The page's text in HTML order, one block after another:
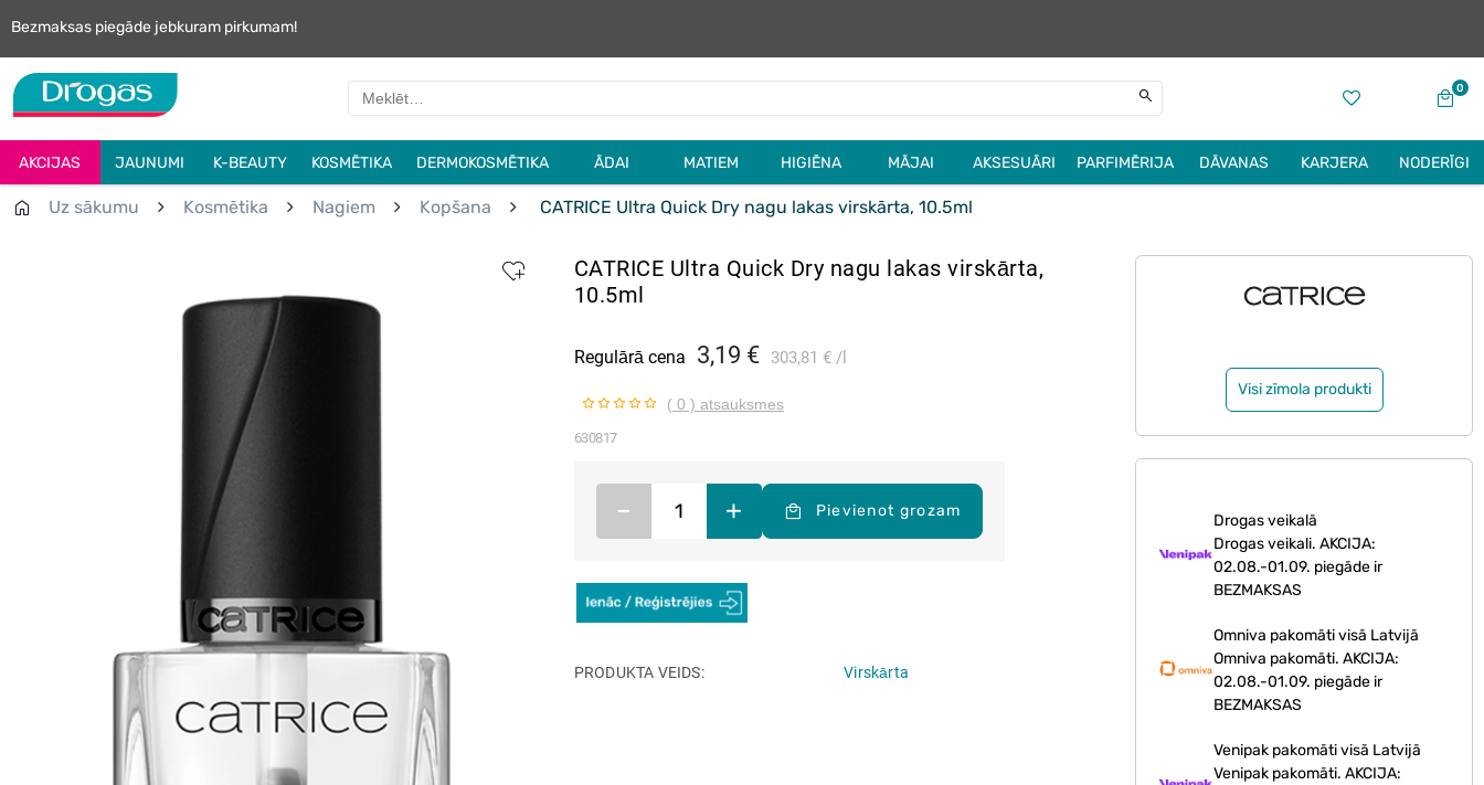
Bezmaksas piegāde jebkuram pirkumam!
0
AKCIJAS JAUNUMI K-BEAUTY KOSMĒTIKA DERMOKOSMĒTIKA ĀDAI MATIEM HIGIĒNA MĀJAI AKSESUĀRI PARFIMĒRIJA DĀVANAS KARJERA NODERĪGI
Uz sākumu Kosmētika Nagiem Kopšana CATRICE Ultra Quick Dry nagu lakas virskārta, 10.5ml
CATRICE Ultra Quick Dry nagu lakas virskārta,
10.5ml
Regulārā cena 3,19 € 303,81 € l
( 0 ) atsauksmes
630817
– + Pievienot grozam
PRODUKTA VEIDS Virskārta
Visi zīmola produkti
Drogas veikalā
Drogas veikali. AKCIJA:
02.08.-01.09. piegāde ir
BEZMAKSAS
Omniva pakomāti visā Latvijā
Omniva pakomāti. AKCIJA:
02.08.-01.09. piegāde ir
BEZMAKSAS
Venipak pakomāti visā Latvijā
Venipak pakomāti. AKCIJA: